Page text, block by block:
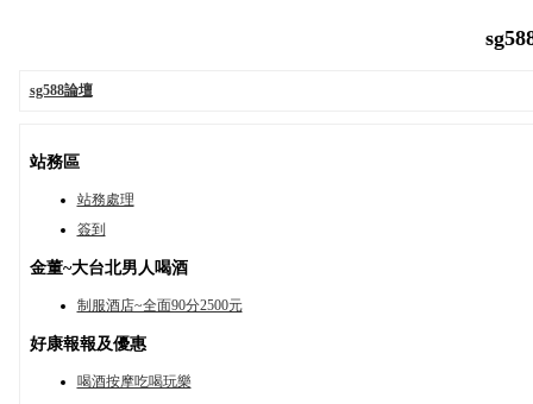
sg588論壇
站務區
站務處理
簽到
金董~大台北男人喝酒
制服酒店~全面90分2500元
好康報報及優惠
喝酒按摩吃喝玩樂